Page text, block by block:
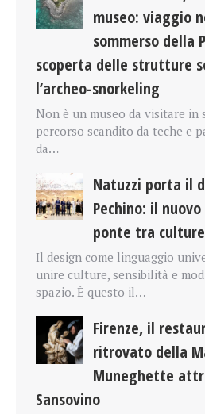
museo: viaggio
sommerso della
scoperta delle strutture
l’archeo-snorkeling
Non è un museo da visitare in
percorso scandito da teche e
da…
Natuzzi porta il
Pechino: il
ponte tra culture
Il design come linguaggio
unire culture, sensibilità e
spazio. È questo il…
Firenze, il
ritrovato della
Muneghette
Sansovino